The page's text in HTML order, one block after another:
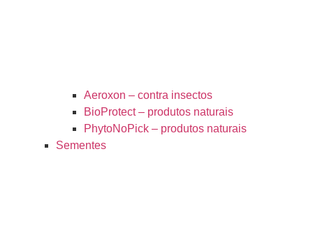
Aeroxon – contra insectos
BioProtect – produtos naturais
PhytoNoPick – produtos naturais
Sementes